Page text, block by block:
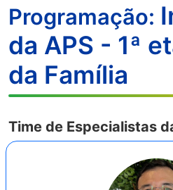
Programação:
da APS - 1ª
da Família
Time de Especialistas